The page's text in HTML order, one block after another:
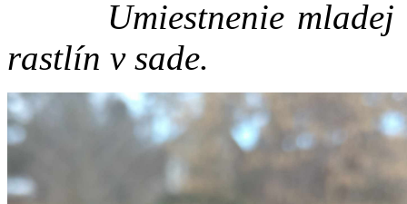
Umiestnenie mladej
rastlín v sade.